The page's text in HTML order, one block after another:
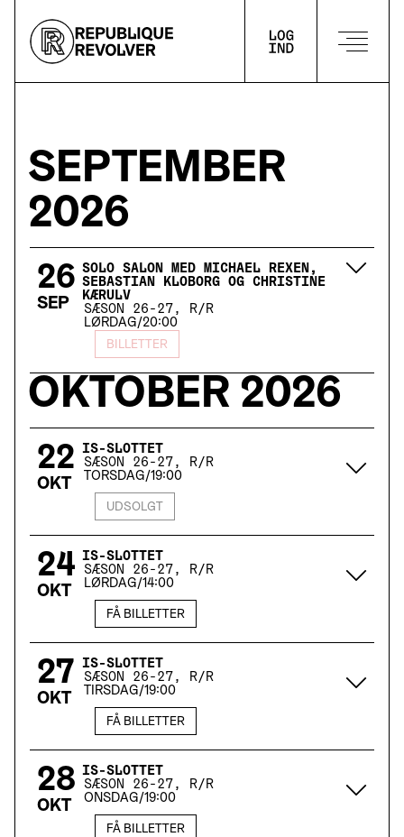
LOG IND
SEPTEMBER
2026
26
SEP
SOLO SALON MED MICHAEL REXEN,
SEBASTIAN KLOBORG OG CHRISTINE
KÆRULV
SÆSON 26-27, R/R
LØRDAG/20:00
BILLETTER
OKTOBER 2026
22
OKT
IS-SLOTTET
SÆSON 26-27, R/R
TORSDAG/19:00
UDSOLGT
24
OKT
IS-SLOTTET
SÆSON 26-27, R/R
LØRDAG/14:00
FÅ BILLETTER
27
OKT
IS-SLOTTET
SÆSON 26-27, R/R
TIRSDAG/19:00
FÅ BILLETTER
28
OKT
IS-SLOTTET
SÆSON 26-27, R/R
ONSDAG/19:00
FÅ BILLETTER